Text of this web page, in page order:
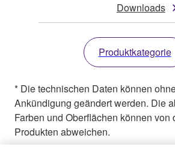
Downloads
Produktkategorie
* Die technischen Daten können
Ankündigung geändert werden. Die
Farben und Oberflächen können von
Produkten abweichen.